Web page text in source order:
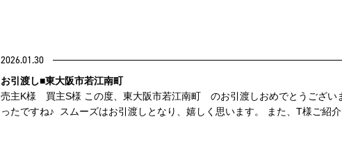
2026.01.30
お引渡し■東大阪市若江南町
売主K様 買主S様 この度、東大阪市若江南町 のお引渡しおめでとうござい
ったですね♪ スムーズはお引渡しとなり、嬉しく思います。 また、T様ご紹